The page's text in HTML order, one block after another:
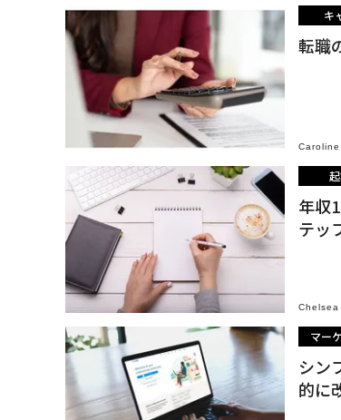
キ
転職
年収
テッ
Chelsea
マー
シン
的に